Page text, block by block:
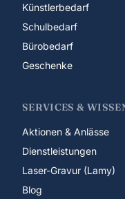
Künstlerbedarf
Schulbedarf
Bürobedarf
Geschenke
SERVICES &
Aktionen & Anlässe
Dienstleistungen
Laser-Gravur (Lamy)
Blog